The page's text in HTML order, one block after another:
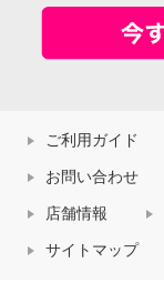
ご利用ガイド
お問い合わせ
店舗情報
サイトマップ